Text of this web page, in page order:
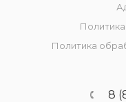
Политика
8